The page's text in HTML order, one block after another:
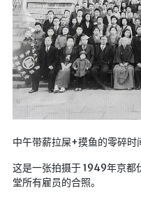
中午带薪拉屎+摸鱼的零碎时
这是一张拍摄于 1949年京都
堂所有雇员的合照。
🚩合集
技术
文章
⌛时光轴
🎅登录
隐私政策
仓库